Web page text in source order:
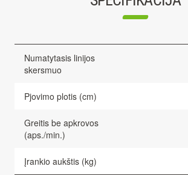
Numatytasis linijos
skersmuo
Pjovimo plotis (cm)
Greitis be apkrovos
(aps./min.)
Įrankio aukštis (kg)